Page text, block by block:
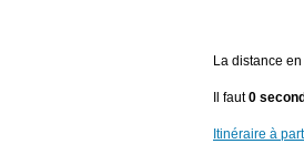
La distance
Il faut0
Itinéraire à